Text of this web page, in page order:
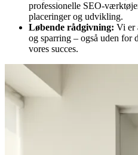
professionelle SEO-
placeringer og udvikling.
Løbende rådgivning: Vi er
og sparring – også uden for
vores succes.